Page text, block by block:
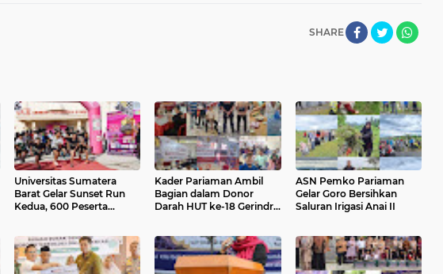
SHARE
Universitas Sumatera
Barat Gelar Sunset Run
Kedua, 600 Peserta
Kader Pariaman Ambil
Bagian dalam Donor
Darah HUT ke-18 Gerindra
ASN Pemko Pariaman
Gelar Goro Bersihkan
Saluran Irigasi Anai II